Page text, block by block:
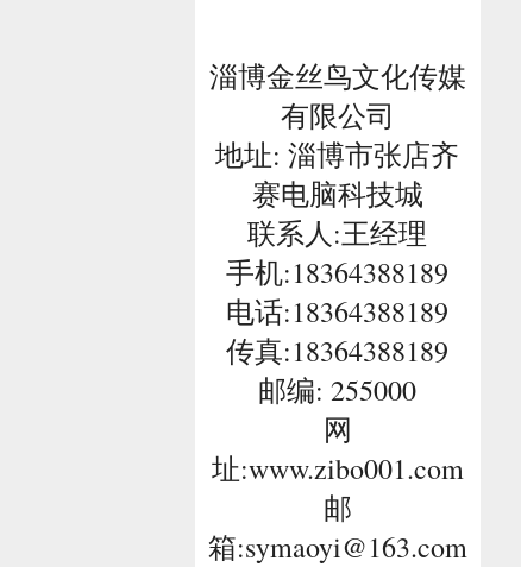
淄博金丝鸟文化传媒
有限公司
地址: 淄博市张店齐
赛电脑科技城
联系人:王经理
手机:18364388189
电话:18364388189
传真:18364388189
邮编: 255000
网
址:www.zibo001.com
邮
箱:symaoyi@163.com